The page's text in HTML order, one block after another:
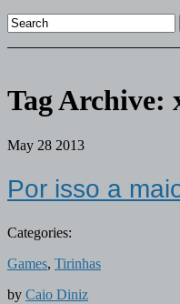
Tag Archive:
May 28 2013
Por isso a
Categories:
Games, Tirinhas
by Caio Diniz